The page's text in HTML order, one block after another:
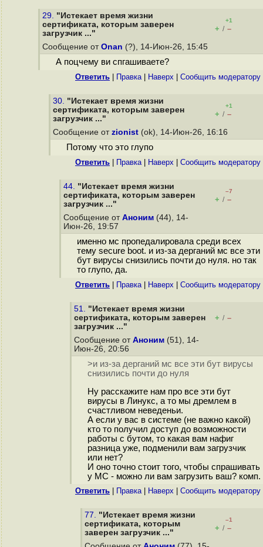
29. "Истекает время жизни
сертификата, которым заверен
загрузчик ..."
+1
+ / –
Сообщение от Onan (?), 14-Июн-26, 15:45
А поцчему ви спгашиваете?
Ответить Правка| Наверх Cообщить модератору
30. "Истекает время жизни
сертификата, которым заверен
загрузчик ..."
+1
+ / –
Сообщение от zionist (ok), 14-Июн-26, 16:16
Потому что это глупо
Ответить Правка| Наверх Cообщить модератору
44. "Истекает время жизни
сертификата, которым заверен
загрузчик ..."
–7
+ / –
Сообщение от Аноним (44), 14-
Июн-26, 19:57
именно мс пропедалировала среди всех
тему secure boot. и из-за дерганий мс все эти
бут вирусы снизились почти до нуля. но так
то глупо, да.
Ответить Правка| Наверх Cообщить модератору
51. "Истекает время жизни
сертификата, которым заверен
загрузчик ..."
+ / –
Сообщение от Аноним (51), 14-
Июн-26, 20:56
>и из-за дерганий мс все эти бут вирусы
снизились почти до нуля
Ну расскажите нам про все эти бут
вирусы в Линукс, а то мы дремлем в
счастливом неведеньи.
А если у вас в системе (не важно какой)
кто то получил доступ до возможности
работы с бутом, то какая вам нафиг
разница уже, подменили вам загрузчик
или нет?
И оно точно стоит того, чтобы спрашивать
у МС - можно ли вам загрузить ваш? комп.
Ответить Правка| Наверх Cообщить модератору
77. "Истекает время жизни
сертификата, которым
заверен загрузчик ..."
–1
+ / –